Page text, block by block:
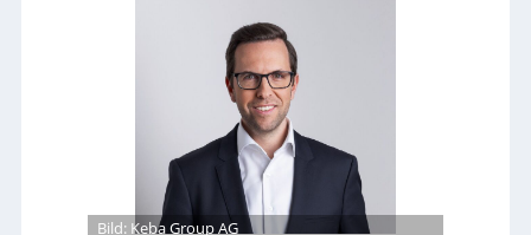
m
t
b
Bild: Keba Group AG